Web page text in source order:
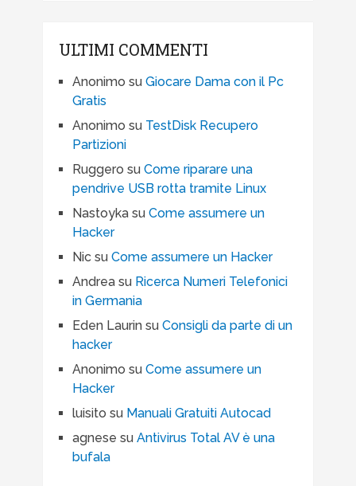
ULTIMI COMMENTI
Anonimo su Giocare Dama con il Pc
Gratis
Anonimo su TestDisk Recupero
Partizioni
Ruggero su Come riparare una
pendrive USB rotta tramite Linux
Nastoykasu Come assumere un
Hacker
Nicsu Come assumere un Hacker
Andreasu Ricerca Numeri Telefonici
in Germania
Eden Laurinsu Consigli da parte di un
hacker
Anonimo su Come assumere un
Hacker
luisito su Manuali Gratuiti Autocad
agnese su Antivirus Total AV è una
bufala